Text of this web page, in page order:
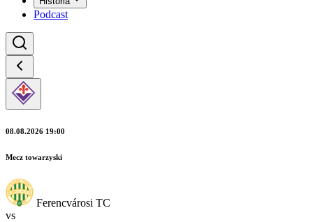
Podcast
08.08.2026 19:00
Mecz towarzyski
Ferencvárosi TC
vs